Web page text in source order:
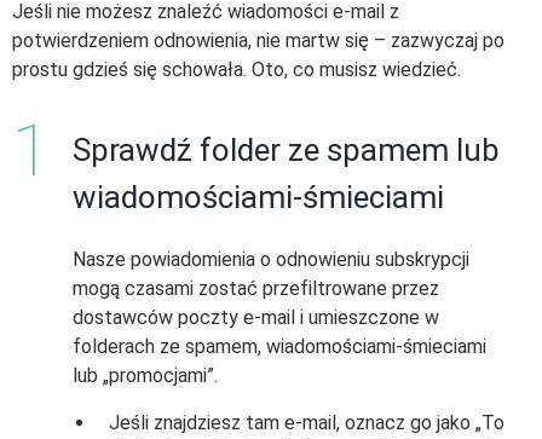
Jeśli nie możesz znaleźć wiadomości e-mail z
potwierdzeniem odnowienia, nie martw się – zazwyczaj po
prostu gdzieś się schowała. Oto, co musisz wiedzieć.
Sprawdź folder ze spamem lub
wiadomościami-śmieciami
Nasze powiadomienia o odnowieniu subskrypcji
mogą czasami zostać przefiltrowane przez
dostawców poczty e-mail i umieszczone w
folderach ze spamem, wiadomościami-śmieciami
lub „promocjami”.
Jeśli znajdziesz tam e-mail, oznacz go jako „To